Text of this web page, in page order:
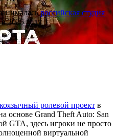
российская студия
2025 году.
ролевой проект в
основе Grand Theft Auto: San
GTA, здесь игроки не просто
виртуальной